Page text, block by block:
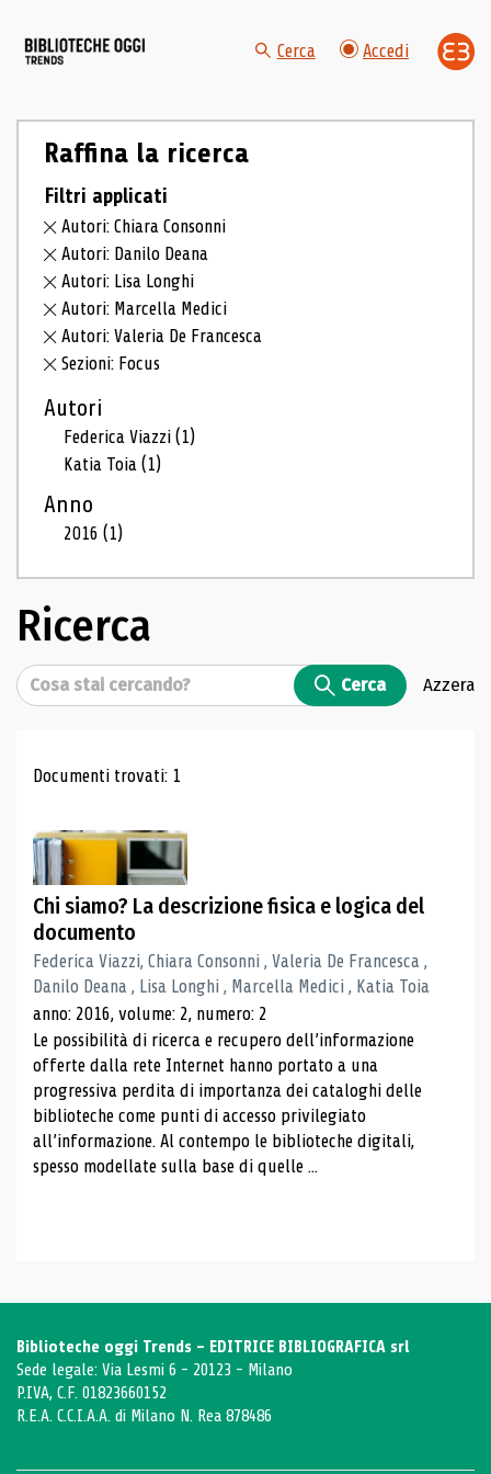
Cerca Accedi
Raffina la ricerca
Filtri applicati
Autori: Chiara Consonni
Autori: Danilo Deana
Autori: Lisa Longhi
Autori: Marcella Medici
Autori: Valeria De Francesca
Sezioni: Focus
Autori
Federica Viazzi(1)
Katia Toia(1)
Anno
2016(1)
Ricerca
Cerca Cerca Azzera
Risultati di ricerca
Documenti trovati: 1
Chi siamo? La descrizione fisica e logica del
documento
Federica Viazzi, Chiara Consonni , Valeria De Francesca ,
Danilo Deana , Lisa Longhi , Marcella Medici , Katia Toia
anno: 2016, volume: 2, numero: 2
Le possibilità di ricerca e recupero dell’informazione
offerte dalla rete Internet hanno portato a una
progressiva perdita di importanza dei cataloghi delle
biblioteche come punti di accesso privilegiato
all’informazione. Al contempo le biblioteche digitali,
spesso modellate sulla base di quelle ...
Biblioteche oggi Trends - EDITRICE BIBLIOGRAFICA srl
Sede legale: Via Lesmi 6 - 20123 - Milano
P.IVA, C.F. 01823660152
R.E.A. C.C.I.A.A. di Milano N. Rea 878486